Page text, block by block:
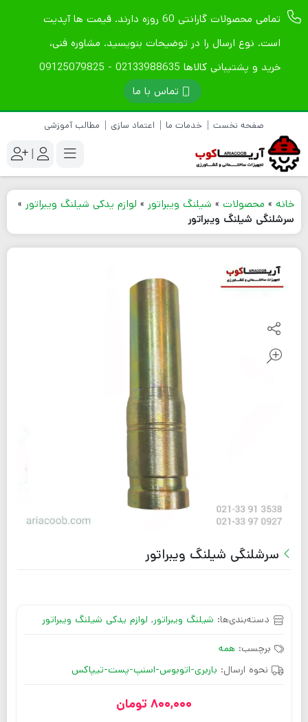
تمامی محصولات گارانتی 60 روزه دارند. قیمت ها آپدیت
است. نوع ارسال را در توضیحات بنویسید. مشاوره فنی،
خرید و پشتیبانی کالاها 02133988635 - 09125079825
تماس با ما
صفحه نخست خدمات ما اعتماد سازی مطالب آموزشی
|
خانه » محصولات » شیلنگ ویبراتور » لوازم یدکی شیلنگ ویبراتور »
سرشلنگی شیلنگ ویبراتور
سرشلنگی شیلنگ ویبراتور
دسته‌بندی‌ها: شیلنگ ویبراتور, لوازم یدکی شیلنگ ویبراتور
برچسب: همه
نحوه ارسال: باربری-اتوبوس-اسنپ-پست-تیپاکس
800,000 تومان